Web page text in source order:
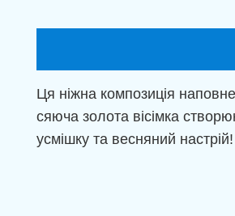
Ця ніжна композиція
сяюча золота вісімка
усмішку та весняний настрій!